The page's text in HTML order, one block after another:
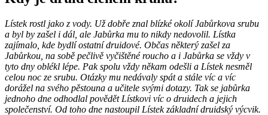
Lístek rostl jako z vody. Už dobře znal blízké okolí Jabůrkova srubu
a byl by zašel i dál, ale Jabůrka mu to nikdy nedovolil. Lístka
zajímalo, kde bydlí ostatní druidové. Občas některý zašel za
Jabůrkou, na sobě pečlivě vyčištěné roucho a i Jabůrka se vždy v
tyto dny oblékl lépe. Pak spolu vždy někam odešli a Lístek nesměl
celou noc ze srubu. Otázky mu nedávaly spát a stále víc a víc
dorážel na svého pěstouna a učitele svými dotazy. Tak se jabůrka
jednoho dne odhodlal povědět Lístkovi víc o druidech a jejich
společenství. Od toho dne nastoupil Lístek základní druidský výcvik.